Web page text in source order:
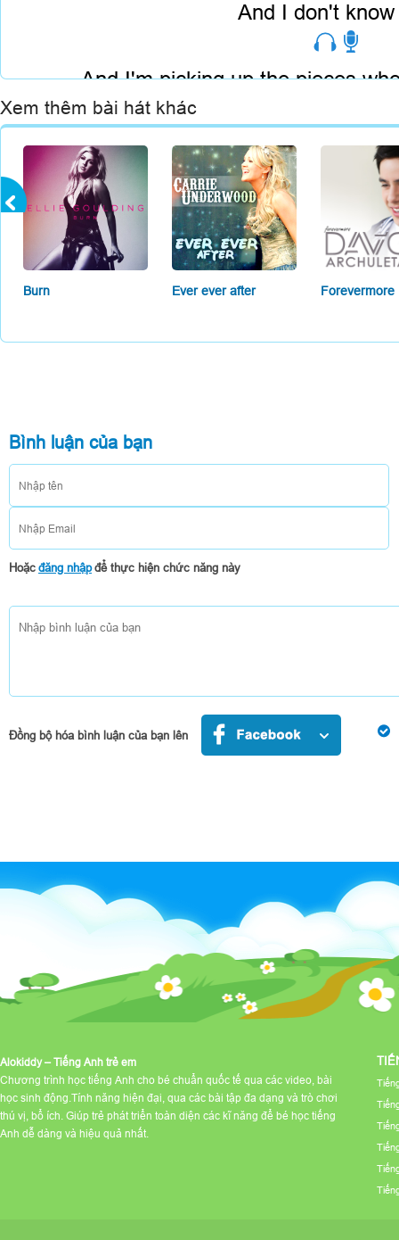
And I don't
And I'm picking up the pieces
She's been fighting off her
She's been hiding in the shadows
And I don't
Love, don't ever change
You light the sky just
I don't care what
You're beautiful
You can push me hard,
Time and time again we're
And I try and try again to bring
You know every day's a battle
Don't ever change the
You light the sky just
Love, open your heart
You're so amazing,
I don't care what
You're beautiful
Oh
They all stop and
I'd go
Oh, why can't you
I'm crazy about
I can't live
You don't see
Xem thêm bài hát khác
Burn Ever ever after Forevermore
Bình luận của bạn
Hoặcđăng nhậpđể thực hiện chức năng này
Đồng bộ hóa bình luận của bạn lên
Alokiddy – Tiếng Anh trẻ em
Chương trình học tiếng Anh cho bé chuẩn quốc tế qua các video, bài
học sinh động.Tính năng hiện đại, qua các bài tập đa dạng và trò chơi
thú vị, bổ ích. Giúp trẻ phát triển toàn diện các kĩ năng để bé học tiếng
Anh dễ dàng và hiệu quả nhất.